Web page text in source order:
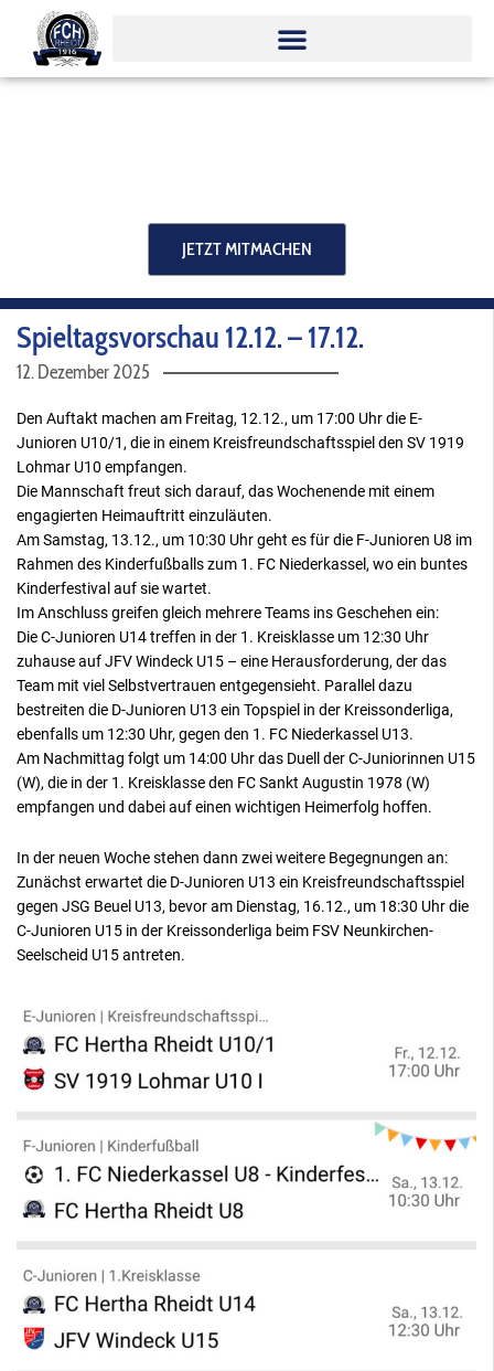
Inhalt
springen
JETZT MITMACHEN
Spieltagsvorschau 12.12. – 17.12.
12. Dezember 2025
Den Auftakt machen am Freitag, 12.12., um 17:00 Uhr die E-
Junioren U10/1, die in einem Kreisfreundschaftsspiel den SV 1919
Lohmar U10 empfangen.
Die Mannschaft freut sich darauf, das Wochenende mit einem
engagierten Heimauftritt einzuläuten.
Am Samstag, 13.12., um 10:30 Uhr geht es für die F-Junioren U8 im
Rahmen des Kinderfußballs zum 1. FC Niederkassel, wo ein buntes
Kinderfestival auf sie wartet.
Im Anschluss greifen gleich mehrere Teams ins Geschehen ein:
Die C-Junioren U14 treffen in der 1. Kreisklasse um 12:30 Uhr
zuhause auf JFV Windeck U15 – eine Herausforderung, der das
Team mit viel Selbstvertrauen entgegensieht. Parallel dazu
bestreiten die D-Junioren U13 ein Topspiel in der Kreissonderliga,
ebenfalls um 12:30 Uhr, gegen den 1. FC Niederkassel U13.
Am Nachmittag folgt um 14:00 Uhr das Duell der C-Juniorinnen U15
(W), die in der 1. Kreisklasse den FC Sankt Augustin 1978 (W)
empfangen und dabei auf einen wichtigen Heimerfolg hoffen.
In der neuen Woche stehen dann zwei weitere Begegnungen an:
Zunächst erwartet die D-Junioren U13 ein Kreisfreundschaftsspiel
gegen JSG Beuel U13, bevor am Dienstag, 16.12., um 18:30 Uhr die
C-Junioren U15 in der Kreissonderliga beim FSV Neunkirchen-
Seelscheid U15 antreten.